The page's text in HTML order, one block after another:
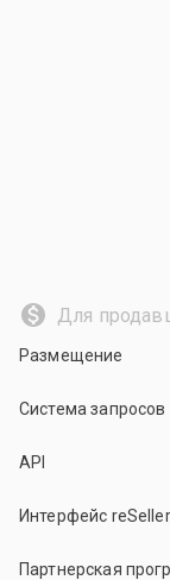
Для
Размещение
Система запросов
API
Интерфейс reSeller
Партнерская